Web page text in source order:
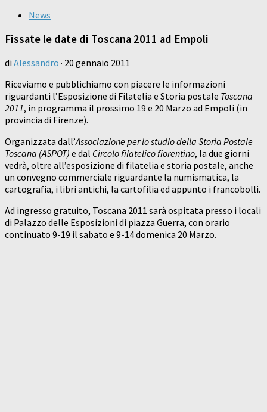
News
Fissate le date di Toscana 2011 ad Empoli
di Alessandro · 20 gennaio 2011
Riceviamo e pubblichiamo con piacere le informazioni
riguardanti l’Esposizione di Filatelia e Storia postale Toscana
2011, in programma il prossimo 19 e 20 Marzo ad Empoli (in
provincia di Firenze).
Organizzata dall’Associazione per lo studio della Storia Postale
Toscana (ASPOT) e dal Circolo filatelico fiorentino, la due giorni
vedrà, oltre all’esposizione di filatelia e storia postale, anche
un convegno commerciale riguardante la numismatica, la
cartografia, i libri antichi, la cartofilia ed appunto i francobolli.
Ad ingresso gratuito, Toscana 2011 sarà ospitata presso i locali
di Palazzo delle Esposizioni di piazza Guerra, con orario
continuato 9-19 il sabato e 9-14 domenica 20 Marzo.